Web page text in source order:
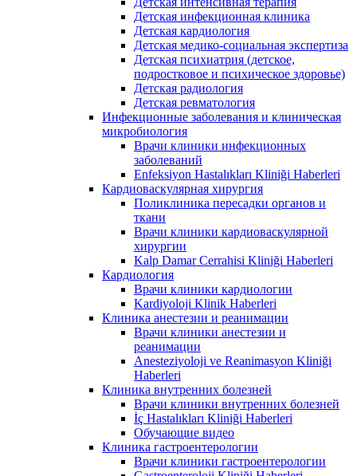
Детская инфекционная клиника
Детская кардиология
Детская медико-социальная экспертиза
Детская психиатрия (детское,
подростковое и психическое здоровье)
Детская радиология
Детская ревматология
Инфекционные заболевания и клиническая
микробиология
Врачи клиники инфекционных
заболеваний
Enfeksiyon Hastalıkları Kliniği Haberleri
Кардиоваскулярная хирургия
Поликлиника пересадки органов и
ткани
Врачи клиники кардиоваскулярной
хирургии
Kalp Damar Cerrahisi Kliniği Haberleri
Кардиология
Врачи клиники кардиологии
Kardiyoloji Klinik Haberleri
Клиника анестезии и реанимации
Врачи клиники анестезии и
реанимации
Anesteziyoloji ve Reanimasyon Kliniği
Haberleri
Клиника внутренних болезней
Врачи клиники внутренних болезней
İç Hastalıkları Kliniği Haberleri
Обучающие видео
Клиника гастроентерологии
Врачи клиники гастроентерологии